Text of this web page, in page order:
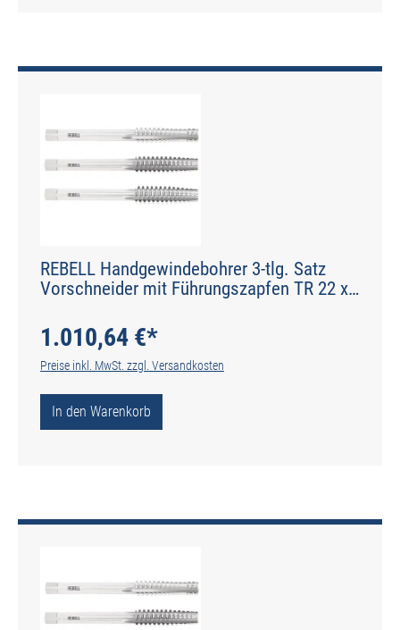
REBELL Handgewindebohrer 3-tlg. Satz
Vorschneider mit Führungszapfen TR 22 x
- Typ N
1.010,64 €*
Preise inkl. MwSt. zzgl. Versandkosten
In den Warenkorb